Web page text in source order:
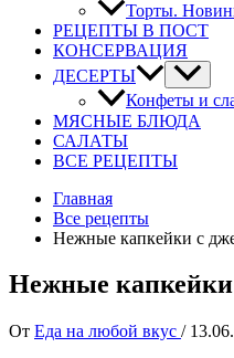
Торты.
РЕЦЕПТЫ В ПОСТ
КОНСЕРВАЦИЯ
ДЕСЕРТЫ
Конфеты и
МЯСНЫЕ БЛЮДА
САЛАТЫ
ВСЕ РЕЦЕПТЫ
Главная
Все рецепты
Нежные капкейки с
Нежные
От Еда на любой вкус /